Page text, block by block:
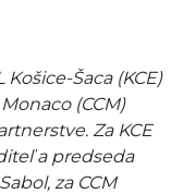
Šaca (KCE)
(CCM)
Za KCE
a predseda
za CCM